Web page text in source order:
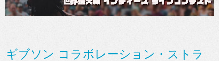
ギブソン コラボレーション・ストラ